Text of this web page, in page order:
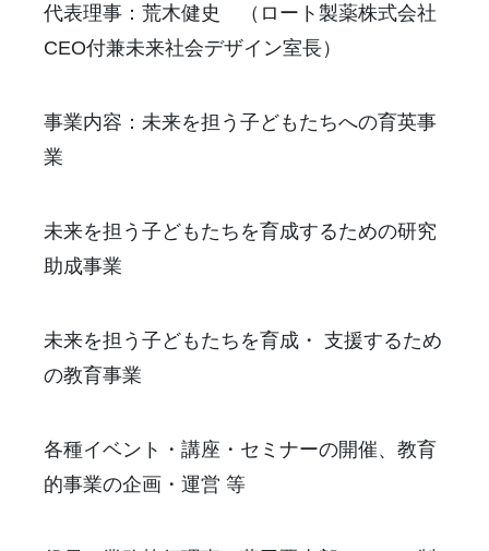
代表理事：荒木健史 （ロート製薬株式会社
CEO付兼未来社会デザイン室長）
事業内容：未来を担う子どもたちへの育英事
業
未来を担う子どもたちを育成するための研究
助成事業
未来を担う子どもたちを育成・ 支援するため
の教育事業
各種イベント・講座・セミナーの開催、教育
的事業の企画・運営 等